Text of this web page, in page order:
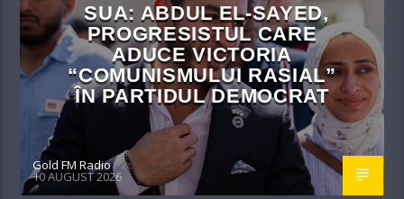
SUA: ABDUL EL-SAYED,
PROGRESISTUL CARE
ADUCE VICTORIA
“COMUNISMULUI RASIAL”
ÎN PARTIDUL DEMOCRAT
Gold FM Radio
10 AUGUST 2026